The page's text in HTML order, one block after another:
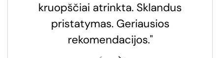
kruopščiai atrinkta. Sklandus
pristatymas. Geriausios
rekomendacijos."